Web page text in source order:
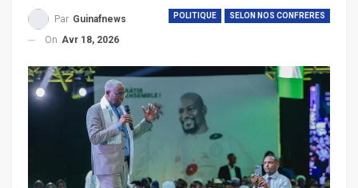
POLITIQUE SELON NOS CONFRERES
Par Guinafnews
On Avr 18, 2026